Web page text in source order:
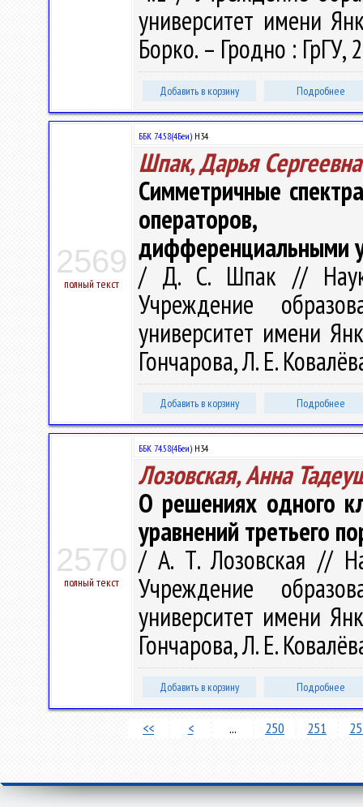
университет имени
Борко. – Гродно : ГрГУ,
Добавить в корзину Подробнее
2569
полный текст
ББК 74.58(4Беи) Н34
Шпак, Дарья Сергеевна
Симметричные
операторов,
дифференциальными
/ Д. С. Шпак //
Учреждение
университет имени
Гончарова, Л. Е.
Добавить в корзину Подробнее
2570
полный текст
ББК 74.58(4Беи) Н34
Лозовская, Анна
О решениях одного
уравнений третьего
/ А. Т. Лозовская //
Учреждение
университет имени
Гончарова, Л. Е.
Добавить в корзину Подробнее
<< < ... 250 251